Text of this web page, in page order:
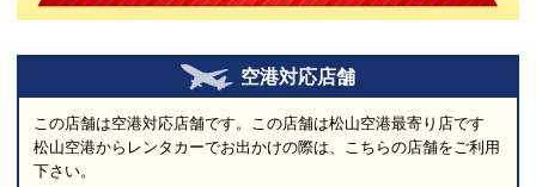
空港対応店舗
この店舗は空港対応店舗です。この店舗は松山空港最寄り店です
松山空港からレンタカーでお出かけの際は、こちらの店舗をご利用
下さい。